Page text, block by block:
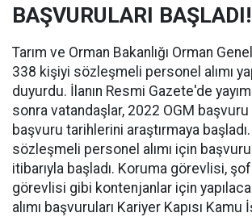
BAŞVURULARI BAŞLADI!
Tarım ve Orman Bakanlığı Orman
338 kişiyi sözleşmeli personel alımı
duyurdu. İlanın Resmi Gazete'de
sonra vatandaşlar, 2022 OGM başvuru
başvuru tarihlerini araştırmaya
sözleşmeli personel alımı için
itibarıyla başladı. Koruma görevlisi,
görevlisi gibi kontenjanlar için
alımı başvuruları Kariyer Kapısı Kamu